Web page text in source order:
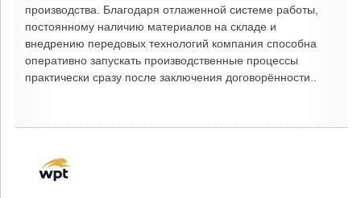
производства. Благодаря отлаженной системе работы,
постоянному наличию материалов на складе и
внедрению передовых технологий компания способна
оперативно запускать производственные процессы
практически сразу после заключения договорённости..